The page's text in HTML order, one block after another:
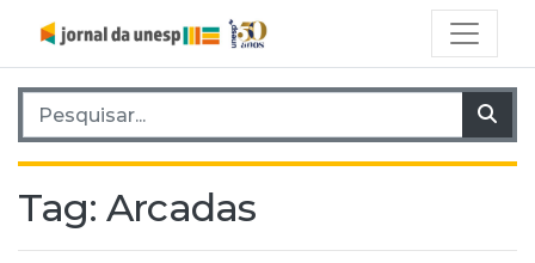
Pesquisar por:
Tag: Arcadas